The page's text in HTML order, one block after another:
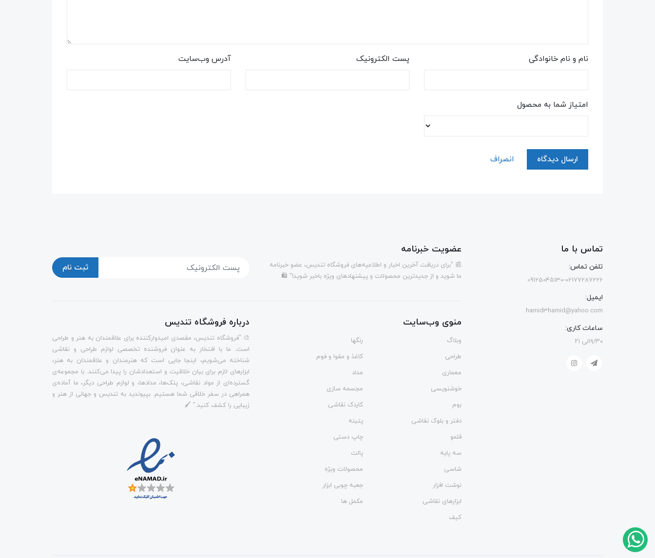
نام و نام خانوادگی پست الکترونیک آدرس وب‌سایت
امتیاز شما به محصول
ارسال دیدگاه انصراف
تماس با ما
تلفن تماس:
09125045130-02177287226
ایمیل:
hamid3hamid@yahoo.com
ساعات کاری:
۹/۳۰الی ۲۱
عضویت خبرنامه
📰 "برای دریافت آخرین اخبار و اطلاعیه‌های فروشگاه تندیس، عضو خبرنامه
ما شوید و از جدیدترین محصولات و پیشنهادهای ویژه باخبر شوید!" 🛍️
ثبت نام
منوی وب‌سایت
وبلاگ
رنگها
طراحی
کاغذ و مقوا و فوم
معماری
مداد
خوشنویسی
مجسمه سازی
بوم
کاردک نقاشی
دفتر و بلوک نقاشی
پتینه
قلمو
چاپ دستی
سه پایه
پالت
شاسی
محصولات ویژه
نوشت افزار
جعبه چوبی ابزار
ابزارهای نقاشی
مکمل ها
کیف
درباره فروشگاه تندیس
🎨 "فروشگاه تندیس، مقصدی امیدوارکننده برای علاقمندان به هنر و طراحی
است. ما با افتخار به عنوان فروشنده تخصصی لوازم طراحی و نقاشی
شناخته می‌شویم، اینجا جایی است که هنرمندان و علاقمندان به هنر،
ابزارهای لازم برای بیان خلاقیت و استعدادشان را پیدا می‌کنند. با مجموعه‌ی
گسترده‌ای از مواد نقاشی، پنک‌ها، مدادها، و لوازم طراحی دیگر، ما آماده‌ی
همراهی در سفر خلاقی شما هستیم. بپیوندید به تندیس و جهانی از هنر و
زیبایی را کشف کنید." 🖌️